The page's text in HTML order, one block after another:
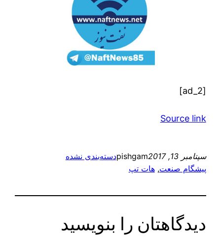
[ad_2]
Source link
سپتامبر 13, 2017 pishgamدسته‌بندی نشده
پیشگام صنعت, هات تپ
دیدگاهتان را بنویسید